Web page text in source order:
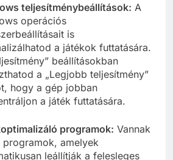
teljesítménybeállítások: A
operációs
is
a játékok futtatására.
beállításokban
a „Legjobb teljesítmény”
hogy a gép jobban
a játék futtatására.
programok: Vannak
programok, amelyek
leállítják a felesleges